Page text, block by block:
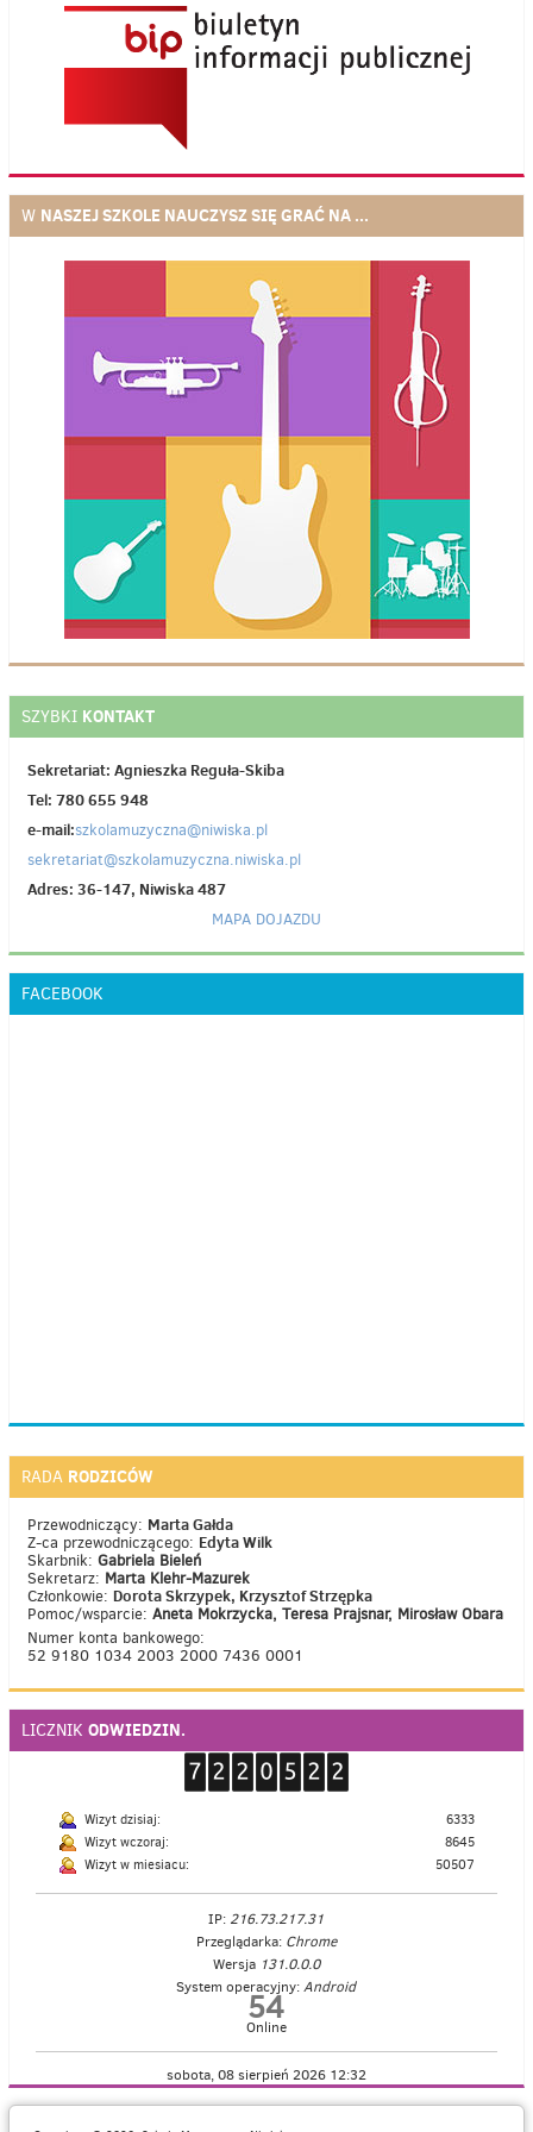
W NASZEJ SZKOLE NAUCZYSZ SIĘ GRAĆ NA ...
SZYBKI KONTAKT
Sekretariat: Agnieszka Reguła-Skiba
Tel: 780 655 948
e-mail:szkolamuzyczna@niwiska.pl
sekretariat@szkolamuzyczna.niwiska.pl
Adres: 36-147, Niwiska 487
MAPA DOJAZDU
FACEBOOK
RADA RODZICÓW
Przewodniczący: Marta Gałda
Z-ca przewodniczącego: Edyta Wilk
Skarbnik: Gabriela Bieleń
Sekretarz: Marta Klehr-Mazurek
Członkowie: Dorota Skrzypek, Krzysztof Strzępka
Pomoc/wsparcie: Aneta Mokrzycka, Teresa Prajsnar, Mirosław Obara
Numer konta bankowego:
52 9180 1034 2003 2000 7436 0001
LICZNIK ODWIEDZIN.
Wizyt dzisiaj:
6333
Wizyt wczoraj:
8645
Wizyt w miesiacu:
50507
IP: 216.73.217.31
Przeglądarka: Chrome
Wersja 131.0.0.0
System operacyjny:Android
54
Online
sobota, 08 sierpień 2026 12:32